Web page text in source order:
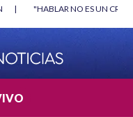
CARTA DE BETO CORAL